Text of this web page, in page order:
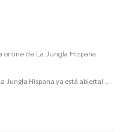
online de La Jungla Hispana
Jungla Hispana ya está abierta! …